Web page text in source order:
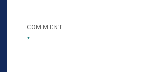
COMMENT
*